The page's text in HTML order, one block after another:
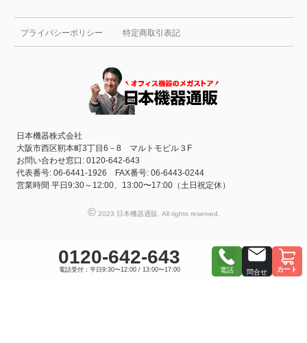
0120-642-643
電話受付：平日9:30〜12:00 / 13:00〜17:00 電話 問合せ カート
プライバシーポリシー 特定商取引表記
日本機器株式会社
大阪市西区靭本町3丁目6－8 マルトモビル３F
お問い合わせ窓口: 0120-642-643
代表番号: 06-6441-1926 FAX番号: 06-6443-0244
営業時間 平日9:30～12:00、13:00〜17:00（土日祝定休）
©2023 日本機器通販. All rights reserved.